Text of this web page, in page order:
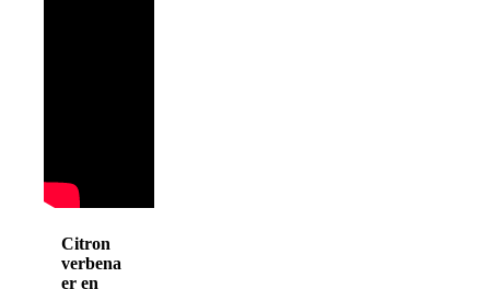
Citron
verbena
er en